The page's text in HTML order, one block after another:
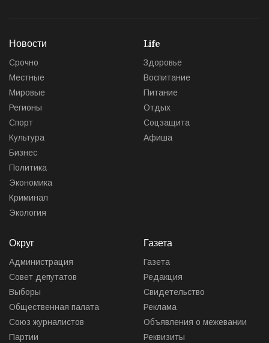
Новости
Срочно
Местные
Мировые
Регионы
Спорт
Культура
Бизнес
Политика
Экономика
Криминал
Экология
Life
Здоровье
Воспитание
Питание
Отдых
Соцзащита
Афиша
Округ
Администрация
Совет депутатов
Выборы
Общественная палата
Союз журналистов
Партии
Газета
Газета
Редакция
Свидетельство
Реклама
Объявления о межевании
Реквизиты